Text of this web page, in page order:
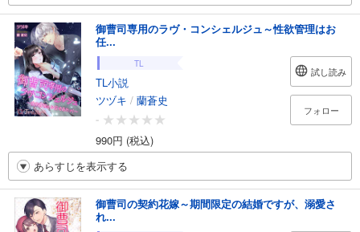
御曹司専用のラヴ・コンシェルジュ～性欲管理はお
任...
TL
TL小説
ツヅキ / 蘭蒼史
-
990円 (税込)
試し読み
フォロー
あらすじを表示する
御曹司の契約花嫁～期間限定の結婚ですが、溺愛さ
れ...